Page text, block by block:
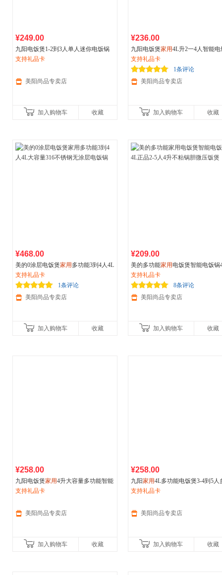
¥249.00
九阳电饭煲1-2到3人单人迷你电饭锅
家用小型煮饭微压新款
支持礼品卡
美阳尚品专卖店
加入购物车 收藏
¥236.00
九阳电饭煲家用4L升2一4人智能电
锅多功能
支持礼品卡
1条评论
美阳尚品专卖店
加入购物车 收藏
¥468.00
美的0涂层电饭煲家用 多功能3到4人4L
大容量316不锈钢无涂层电饭锅
支持礼品卡
1条评论
美阳尚品专卖店
加入购物车 收藏
¥209.00
美的多功能家用 电饭煲智能电饭锅
正品2-5人4升不粘锅胆微压饭煲
支持礼品卡
8条评论
美阳尚品专卖店
加入购物车 收藏
¥258.00
九阳电饭煲家用4升大容量多功能智能
不粘锅2-3到4人5新款
支持礼品卡
美阳尚品专卖店
加入购物车 收藏
¥258.00
九阳家用4L多功能电饭煲3-4到5人
功能大容量电饭锅正品新款
支持礼品卡
美阳尚品专卖店
加入购物车 收藏